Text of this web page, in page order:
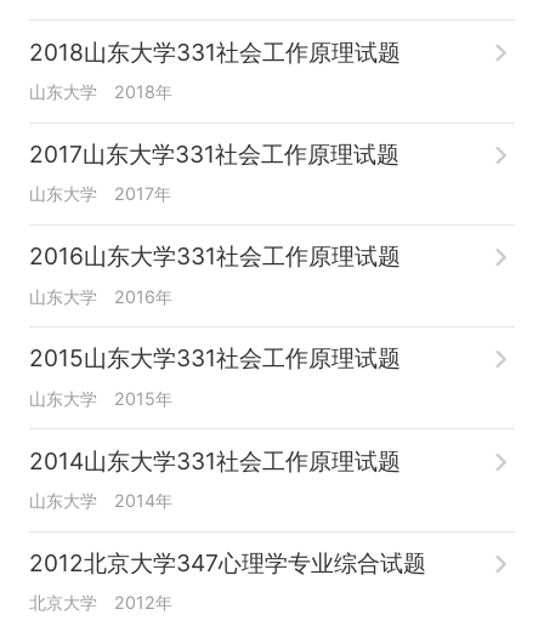
2018山东大学331社会工作原理试题
山东大学 2018年
2017山东大学331社会工作原理试题
山东大学 2017年
2016山东大学331社会工作原理试题
山东大学 2016年
2015山东大学331社会工作原理试题
山东大学 2015年
2014山东大学331社会工作原理试题
山东大学 2014年
2012北京大学347心理学专业综合试题
北京大学 2012年